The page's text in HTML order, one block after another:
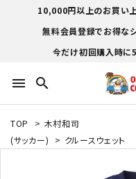
10,000円以上のお買い
無料会員登録でお得なシ
今だけ初回購入時に
menu search
TOP > 木村和司
(サッカー)
> クルースウェット